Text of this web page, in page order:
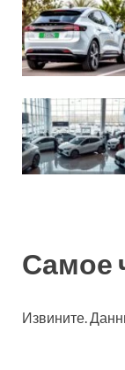
Самое
Извините.